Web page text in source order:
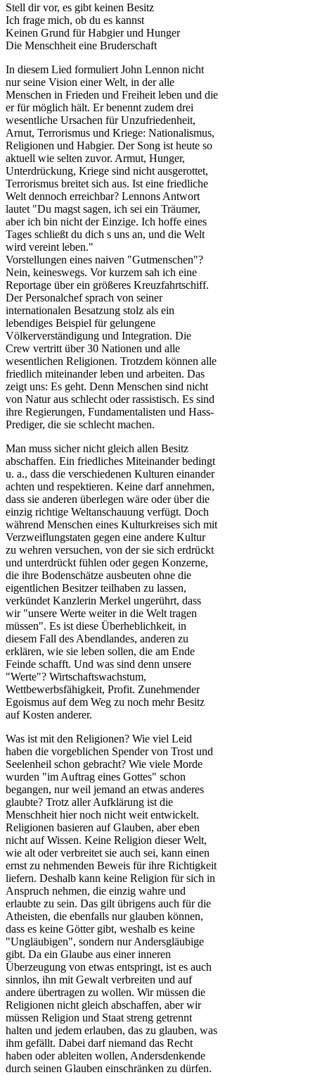
Stell dir vor, es gibt keinen Besitz
Ich frage mich, ob du es kannst
Keinen Grund für Habgier und Hunger
Die Menschheit eine Bruderschaft
In diesem Lied formuliert John Lennon nicht
nur seine Vision einer Welt, in der alle
Menschen in Frieden und Freiheit leben und die
er für möglich hält. Er benennt zudem drei
wesentliche Ursachen für Unzufriedenheit,
Arnut, Terrorismus und Kriege: Nationalismus,
Religionen und Habgier. Der Song ist heute so
aktuell wie selten zuvor. Armut, Hunger,
Unterdrückung, Kriege sind nicht ausgerottet,
Terrorismus breitet sich aus. Ist eine friedliche
Welt dennoch erreichbar? Lennons Antwort
lautet "Du magst sagen, ich sei ein Träumer,
aber ich bin nicht der Einzige. Ich hoffe eines
Tages schließt du dich s uns an, und die Welt
wird vereint leben."
Vorstellungen eines naiven "Gutmenschen"?
Nein, keineswegs. Vor kurzem sah ich eine
Reportage über ein größeres Kreuzfahrtschiff.
Der Personalchef sprach von seiner
internationalen Besatzung stolz als ein
lebendiges Beispiel für gelungene
Völkerverständigung und Integration. Die
Crew vertritt über 30 Nationen und alle
wesentlichen Religionen. Trotzdem können alle
friedlich miteinander leben und arbeiten. Das
zeigt uns: Es geht. Denn Menschen sind nicht
von Natur aus schlecht oder rassistisch. Es sind
ihre Regierungen, Fundamentalisten und Hass-
Prediger, die sie schlecht machen.
Man muss sicher nicht gleich allen Besitz
abschaffen. Ein friedliches Miteinander bedingt
u. a., dass die verschiedenen Kulturen einander
achten und respektieren. Keine darf annehmen,
dass sie anderen überlegen wäre oder über die
einzig richtige Weltanschauung verfügt. Doch
während Menschen eines Kulturkreises sich mit
Verzweiflungstaten gegen eine andere Kultur
zu wehren versuchen, von der sie sich erdrückt
und unterdrückt fühlen oder gegen Konzerne,
die ihre Bodenschätze ausbeuten ohne die
eigentlichen Besitzer teilhaben zu lassen,
verkündet Kanzlerin Merkel ungerührt, dass
wir "unsere Werte weiter in die Welt tragen
müssen". Es ist diese Überheblichkeit, in
diesem Fall des Abendlandes, anderen zu
erklären, wie sie leben sollen, die am Ende
Feinde schafft. Und was sind denn unsere
"Werte"? Wirtschaftswachstum,
Wettbewerbsfähigkeit, Profit. Zunehmender
Egoismus auf dem Weg zu noch mehr Besitz
auf Kosten anderer.
Was ist mit den Religionen? Wie viel Leid
haben die vorgeblichen Spender von Trost und
Seelenheil schon gebracht? Wie viele Morde
wurden "im Auftrag eines Gottes" schon
begangen, nur weil jemand an etwas anderes
glaubte? Trotz aller Aufklärung ist die
Menschheit hier noch nicht weit entwickelt.
Religionen basieren auf Glauben, aber eben
nicht auf Wissen. Keine Religion dieser Welt,
wie alt oder verbreitet sie auch sei, kann einen
ernst zu nehmenden Beweis für ihre Richtigkeit
liefern. Deshalb kann keine Religion für sich in
Anspruch nehmen, die einzig wahre und
erlaubte zu sein. Das gilt übrigens auch für die
Atheisten, die ebenfalls nur glauben können,
dass es keine Götter gibt, weshalb es keine
"Ungläubigen", sondern nur Andersgläubige
gibt. Da ein Glaube aus einer inneren
Überzeugung von etwas entspringt, ist es auch
sinnlos, ihn mit Gewalt verbreiten und auf
andere übertragen zu wollen. Wir müssen die
Religionen nicht gleich abschaffen, aber wir
müssen Religion und Staat streng getrennt
halten und jedem erlauben, das zu glauben, was
ihm gefällt. Dabei darf niemand das Recht
haben oder ableiten wollen, Andersdenkende
durch seinen Glauben einschränken zu dürfen.